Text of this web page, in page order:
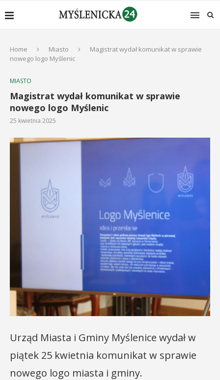
Home Miasto
Magistrat wydał komunikat w sprawie
nowego logo Myślenic
MIASTO
Magistrat wydał komunikat w sprawie
nowego logo Myślenic
25 kwietnia 2025
Urząd Miasta i Gminy Myślenice wydał w
piątek 25 kwietnia komunikat w sprawie
nowego logo miasta i gminy.